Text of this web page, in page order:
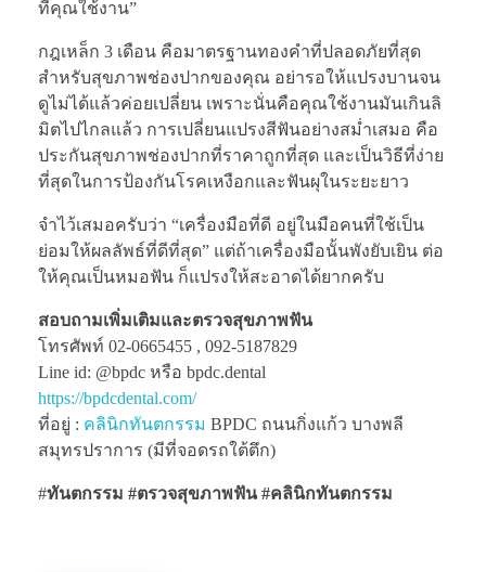
ที่คุณใช้งาน”
กฎเหล็ก 3 เดือน คือมาตรฐานทองคำที่ปลอดภัยที่สุด
สำหรับสุขภาพช่องปากของคุณ อย่ารอให้แปรงบานจน
ดูไม่ได้แล้วค่อยเปลี่ยน เพราะนั่นคือคุณใช้งานมันเกินลิ
มิตไปไกลแล้ว การเปลี่ยนแปรงสีฟันอย่างสม่ำเสมอ คือ
ประกันสุขภาพช่องปากที่ราคาถูกที่สุด และเป็นวิธีที่ง่าย
ที่สุดในการป้องกันโรคเหงือกและฟันผุในระยะยาว
จำไว้เสมอครับว่า “เครื่องมือที่ดี อยู่ในมือคนที่ใช้เป็น
ย่อมให้ผลลัพธ์ที่ดีที่สุด” แต่ถ้าเครื่องมือนั้นพังยับเยิน ต่อ
ให้คุณเป็นหมอฟัน ก็แปรงให้สะอาดได้ยากครับ
สอบถามเพิ่มเติมและตรวจสุขภาพฟัน
โทรศัพท์ 02-0665455 , 092-5187829
Line id: @bpdc หรือ bpdc.dental
https://bpdcdental.com/
ที่อยู่ : คลินิกทันตกรรม BPDC ถนนกิ่งแก้ว บางพลี
สมุทรปราการ (มีที่จอดรถใต้ตึก)
#ทันตกรรม #ตรวจสุขภาพฟัน #คลินิกทันตกรรม